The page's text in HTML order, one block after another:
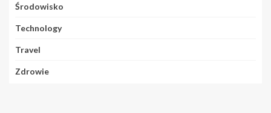
Środowisko
Technology
Travel
Zdrowie